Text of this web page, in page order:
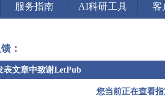
服务指南 AI科研工具 客
：
表文章中致谢LetPub
您当前正在查看